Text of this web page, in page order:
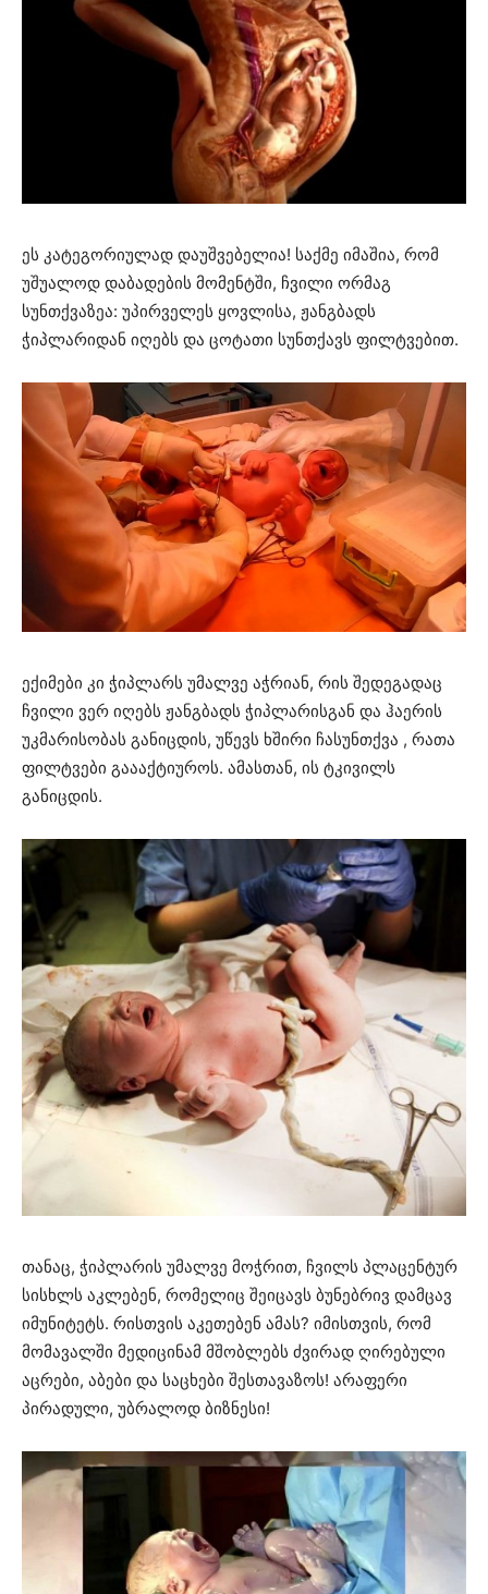
ეს კატეგორიულად დაუშვებელია! საქმე იმაშია, რომ
უშუალოდ დაბადების მომენტში, ჩვილი ორმაგ
სუნთქვაზეა: უპირველეს ყოვლისა, ჟანგბადს
ჭიპლარიდან იღებს და ცოტათი სუნთქავს ფილტვებით.
ექიმები კი ჭიპლარს უმალვე აჭრიან, რის შედეგადაც
ჩვილი ვერ იღებს ჟანგბადს ჭიპლარისგან და ჰაერის
უკმარისობას განიცდის, უწევს ხშირი ჩასუნთქვა , რათა
ფილტვები გაააქტიუროს. ამასთან, ის ტკივილს
განიცდის.
თანაც, ჭიპლარის უმალვე მოჭრით, ჩვილს პლაცენტურ
სისხლს აკლებენ, რომელიც შეიცავს ბუნებრივ დამცავ
იმუნიტეტს. რისთვის აკეთებენ ამას? იმისთვის, რომ
მომავალში მედიცინამ მშობლებს ძვირად ღირებული
აცრები, აბები და საცხები შესთავაზოს! არაფერი
პირადული, უბრალოდ ბიზნესი!